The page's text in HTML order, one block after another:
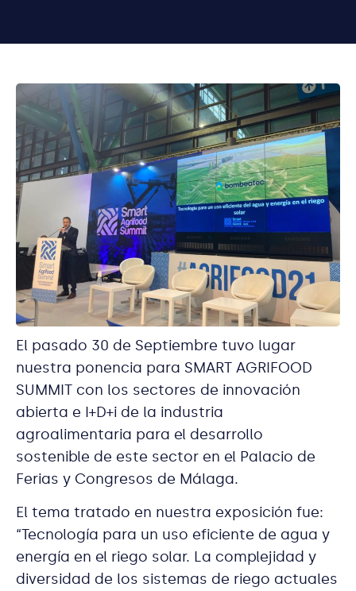
El pasado 30 de Septiembre tuvo lugar
nuestra ponencia para SMART AGRIFOOD
SUMMIT con los sectores de innovación
abierta e I+D+i de la industria
agroalimentaria para el desarrollo
sostenible de este sector en el Palacio de
Ferias y Congresos de Málaga.
El tema tratado en nuestra exposición fue:
“Tecnología para un uso eficiente de agua y
energía en el riego solar. La complejidad y
diversidad de los sistemas de riego actuales